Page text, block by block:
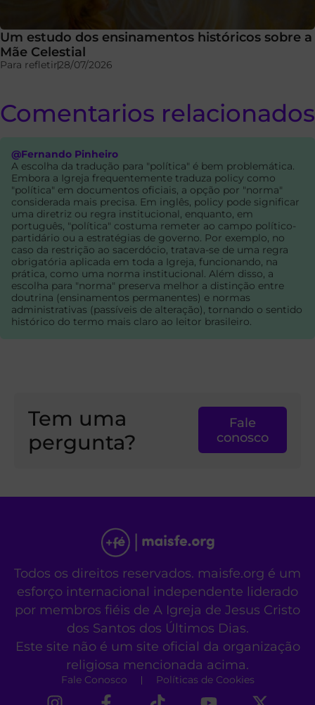
Um estudo dos ensinamentos históricos sobre a
Mãe Celestial
Para refletir28/07/2026
Comentarios relacionados
@Fernando Pinheiro
A escolha da tradução para "política" é bem problemática.
Embora a Igreja frequentemente traduza policy como
"política" em documentos oficiais, a opção por "norma"
considerada mais precisa. Em inglês, policy pode significar
uma diretriz ou regra institucional, enquanto, em
português, "política" costuma remeter ao campo político-
partidário ou a estratégias de governo. Por exemplo, no
caso da restrição ao sacerdócio, tratava-se de uma regra
obrigatória aplicada em toda a Igreja, funcionando, na
prática, como uma norma institucional. Além disso, a
escolha para "norma" preserva melhor a distinção entre
doutrina (ensinamentos permanentes) e normas
administrativas (passíveis de alteração), tornando o sentido
histórico do termo mais claro ao leitor brasileiro.
Tem uma
pergunta?
Fale
conosco
Todos os direitos reservados. maisfe.org é um
esforço internacional independente liderado
por membros fiéis de A Igreja de Jesus Cristo
dos Santos dos Últimos Dias.
Este site não é um site oficial da organização
religiosa mencionada acima.
Fale Conosco Políticas de Cookies